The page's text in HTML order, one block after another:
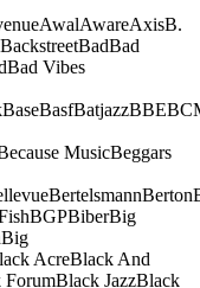
AwalAwareAxisB.
BackstreetBadBad
Bad Vibes
BaseBasfBatjazzBBE
MusicBeggars
BertelsmannBerton
BGPBiberBig
Big
AcreBlack And
ForumBlack JazzBlack